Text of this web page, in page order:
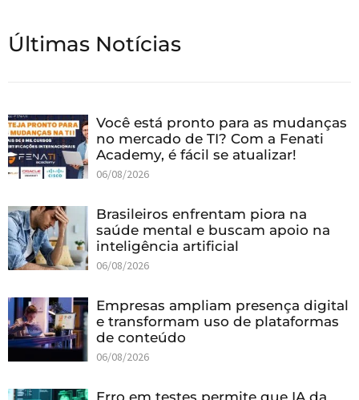
Últimas Notícias
Você está pronto para as mudanças
no mercado de TI? Com a Fenati
Academy, é fácil se atualizar!
06/08/2026
Brasileiros enfrentam piora na
saúde mental e buscam apoio na
inteligência artificial
06/08/2026
Empresas ampliam presença digital
e transformam uso de plataformas
de conteúdo
06/08/2026